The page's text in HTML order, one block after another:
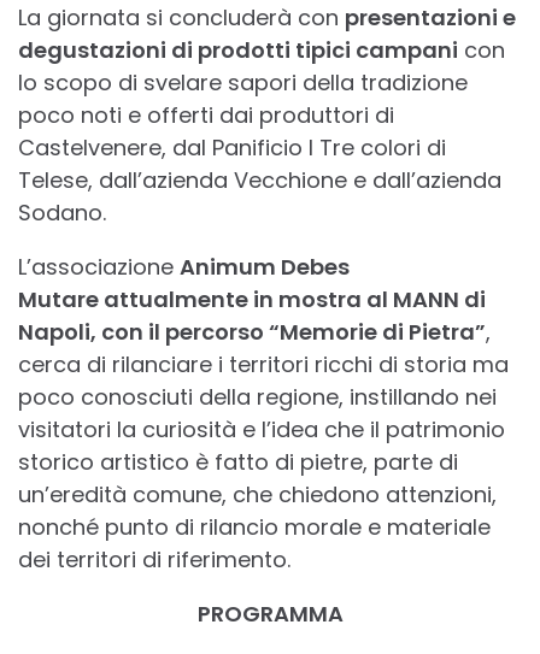
La giornata si concluderà con presentazioni e
degustazioni di prodotti tipici campani con
lo scopo di svelare sapori della tradizione
poco noti e offerti dai produttori di
Castelvenere, dal Panificio I Tre colori di
Telese, dall’azienda Vecchione e dall’azienda
Sodano.
L’associazione Animum Debes
Mutare attualmente in mostra al MANN di
Napoli, con il percorso “Memorie di Pietra”,
cerca di rilanciare i territori ricchi di storia ma
poco conosciuti della regione, instillando nei
visitatori la curiosità e l’idea che il patrimonio
storico artistico è fatto di pietre, parte di
un’eredità comune, che chiedono attenzioni,
nonché punto di rilancio morale e materiale
dei territori di riferimento.
PROGRAMMA